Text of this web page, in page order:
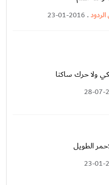
.
23-01-2016
ولا حرك ساكنا
28-07-
الطويل
23-01-